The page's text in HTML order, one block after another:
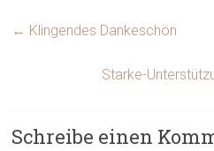
← Klingendes Dankeschön
Starke-
Schreibe einen